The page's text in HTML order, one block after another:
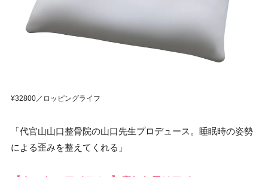
¥32800／ロッピングライフ
「代官山山口整骨院の山口先生プロデュース。睡眠時の姿勢
による歪みを整えてくれる」